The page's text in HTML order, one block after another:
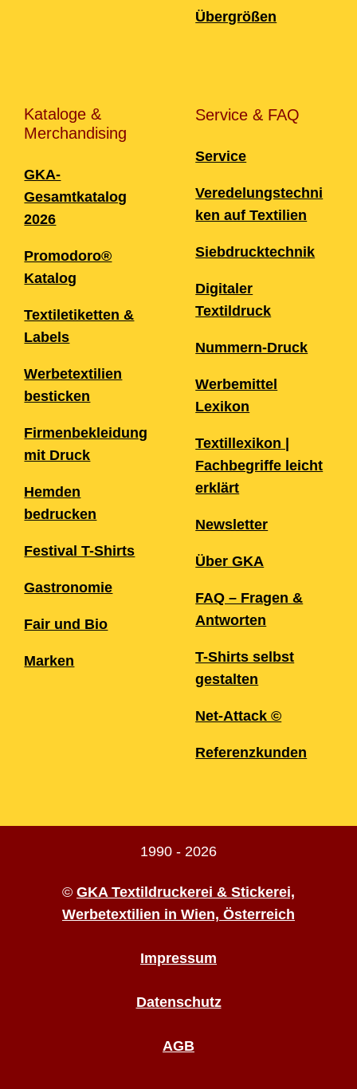
Übergrößen
Kataloge &
Merchandising
GKA-
Gesamtkatalog
2026
Promodoro®
Katalog
Textiletiketten &
Labels
Werbetextilien
besticken
Firmenbekleidung
mit Druck
Hemden
bedrucken
Festival T-Shirts
Gastronomie
Fair und Bio
Marken
Service & FAQ
Service
Veredelungstechni
ken auf Textilien
Siebdrucktechnik
Digitaler
Textildruck
Nummern-Druck
Werbemittel
Lexikon
Textillexikon |
Fachbegriffe leicht
erklärt
Newsletter
Über GKA
FAQ – Fragen &
Antworten
T-Shirts selbst
gestalten
Net-Attack ©
Referenzkunden
1990 - 2026
© GKA Textildruckerei & Stickerei,
Werbetextilien in Wien, Österreich
Impressum
Datenschutz
AGB